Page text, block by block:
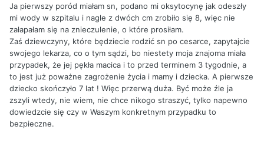
Ja pierwszy poród miałam sn, podano mi oksytocynę jak odeszły
mi wody w szpitalu i nagle z dwóch cm zrobiło się 8, więc nie
załapałam się na znieczulenie, o które prosiłam.
Zaś dziewczyny, które będziecie rodzić sn po cesarce, zapytajcie
swojego lekarza, co o tym sądzi, bo niestety moja znajoma miała
przypadek, że jej pękła macica i to przed terminem 3 tygodnie, a
to jest już poważne zagrożenie życia i mamy i dziecka. A pierwsze
dziecko skończyło 7 lat ! Więc przerwą duża. Być może źle ja
zszyli wtedy, nie wiem, nie chce nikogo straszyć, tylko napewno
dowiedzcie się czy w Waszym konkretnym przypadku to
bezpieczne.